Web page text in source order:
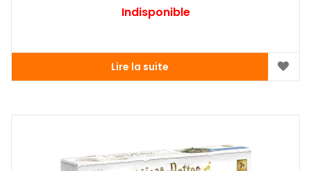
Indisponible
Lire la suite